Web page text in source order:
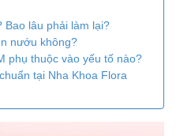
Bao lâu phải làm lại?
nướu không?
phụ thuộc vào yếu tố nào?
tại Nha Khoa Flora